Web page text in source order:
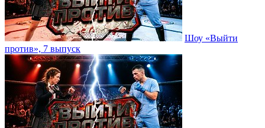
Шоу «Выйти
против», 7 выпуск